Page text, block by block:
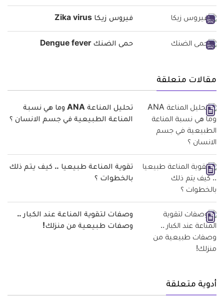
فيروس زيكا Zika virus
حمى الضنك Dengue fever
مقالات متعلقة
تحليل المناعة ANA وما هي نسبة
المناعة الطبيعية في جسم الانسان ؟
تقوية المناعة طبيعيا .. كيف يتم ذلك
بالخطوات ؟
وصفات لتقوية المناعة عند الكبار ..
وصفات طبيعية من منزلك!
أدوية متعلقة